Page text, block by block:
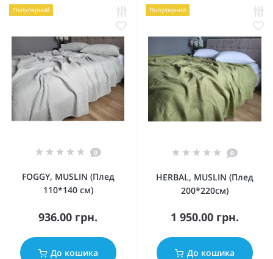
Популярний
0
FOGGY, MUSLIN (Плед
110*140 см)
936.00 грн.
До кошика
Популярний
0
HERBAL, MUSLIN (Плед
200*220см)
1 950.00 грн.
До кошика